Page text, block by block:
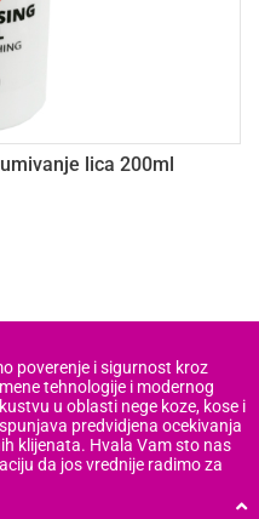
lica 200ml
poverenje i sigurnost kroz
tehnologije i modernog
u oblasti nege koze, kose i
predvidjena ocekivanja
klijenata. Hvala Vam sto nas
da jos vrednije radimo za